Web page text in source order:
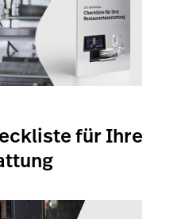
für Ihre